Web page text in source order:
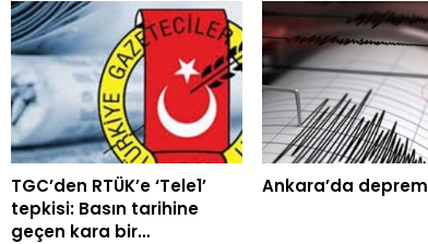
TGC’den RTÜK’e ‘Tele1’
tepkisi: Basın tarihine
geçen kara bir…
Ankara’da deprem